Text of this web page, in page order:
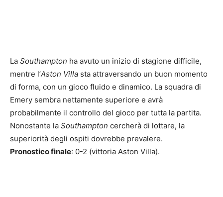
La Southampton ha avuto un inizio di stagione difficile,
mentre l’Aston Villa sta attraversando un buon momento
di forma, con un gioco fluido e dinamico. La squadra di
Emery sembra nettamente superiore e avrà
probabilmente il controllo del gioco per tutta la partita.
Nonostante la Southampton cercherà di lottare, la
superiorità degli ospiti dovrebbe prevalere.
Pronostico finale: 0-2 (vittoria Aston Villa).